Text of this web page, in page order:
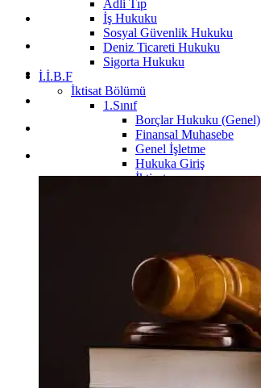
Adli Tıp
İş Hukuku
Sosyal Güvenlik Hukuku
Deniz Ticareti Hukuku
Sigorta Hukuku
İ.İ.B.F
İktisat Bölümü
1.Sınıf
Borçlar Hukuku (Genel)
Finansal Muhasebe
Genel İşletme
Hukuka Giriş
İktisat
İstatistik
3.Sınıf
4.Sınıf
İşletme Bölümü
1.Sınıf
İşletme İlkeleri
Davranış Bilimleri